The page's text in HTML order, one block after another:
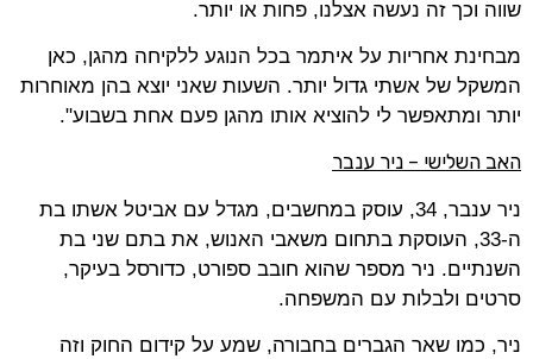
שווה וכך זה נעשה אצלנו, פחות או יותר.
מבחינת אחריות על איתמר בכל הנוגע ללקיחה מהגן, כאן
המשקל של אשתי גדול יותר. השעות שאני יוצא בהן מאוחרות
יותר ומתאפשר לי להוציא אותו מהגן פעם אחת בשבוע".
האב השלישי – ניר ענבר
ניר ענבר, 34, עוסק במחשבים, מגדל עם אביטל אשתו בת
ה-33, העוסקת בתחום משאבי האנוש, את בתם שני בת
השנתיים. ניר מספר שהוא חובב ספורט, כדורסל בעיקר,
סרטים ולבלות עם המשפחה.
ניר, כמו שאר הגברים בחבורה, שמע על קידום החוק וזה